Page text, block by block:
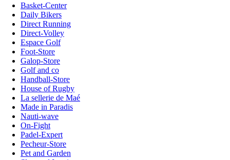
Basket-Center
Daily Bikers
Direct Running
Direct-Volley
Espace Golf
Foot-Store
Galop-Store
Golf and co
Handball-Store
House of Rugby
La sellerie de Maé
Made in Paradis
Nauti-wave
On-Fight
Padel-Expert
Pecheur-Store
Pet and Garden